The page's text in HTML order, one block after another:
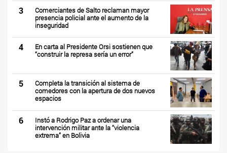
3
Comerciantes de Salto reclaman mayor
presencia policial ante el aumento de la
inseguridad
4
En carta al Presidente Orsi sostienen que
“construir la represa sería un error”
5
Completa la transición al sistema de
comedores con la apertura de dos nuevos
espacios
6
Instó a Rodrigo Paz a ordenar una
intervención militar ante la “violencia
extrema” en Bolivia